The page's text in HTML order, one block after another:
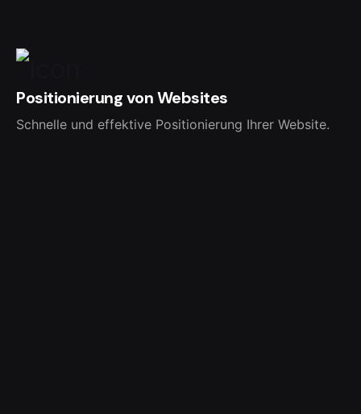
Positionierung von Websites
Schnelle und effektive Positionierung Ihrer Website.